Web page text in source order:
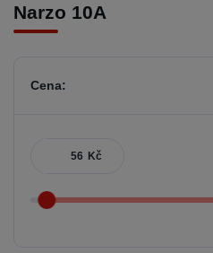
Narzo 10A
Cena:
Kč